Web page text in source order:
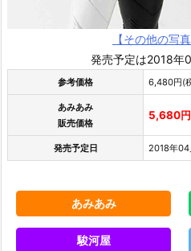
【その他の写
発売予定は2018年
参考価格 6,480円(
あみあみ
販売価格
5,680
発売予定日 2018年04
あみあみ
駿河屋